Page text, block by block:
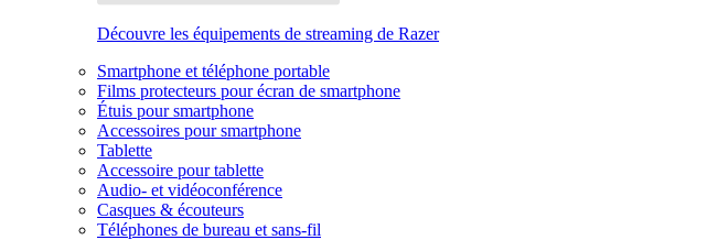
Découvre les équipements de streaming de Razer
Smartphone et téléphone portable
Films protecteurs pour écran de smartphone
Étuis pour smartphone
Accessoires pour smartphone
Tablette
Accessoire pour tablette
Audio- et vidéoconférence
Casques & écouteurs
Téléphones de bureau et sans-fil